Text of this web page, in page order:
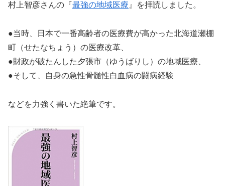
村上智彦さんの『最強の地域医療 』を拝読しました。
●当時、日本で一番高齢者の医療費が高かった北海道瀬棚
町（せたなちょう）の医療改革、
●財政が破たんした夕張市（ゆうばりし）の地域医療、
●そして、自身の急性骨髄性白血病の闘病経験
などを力強く書いた絶筆です。